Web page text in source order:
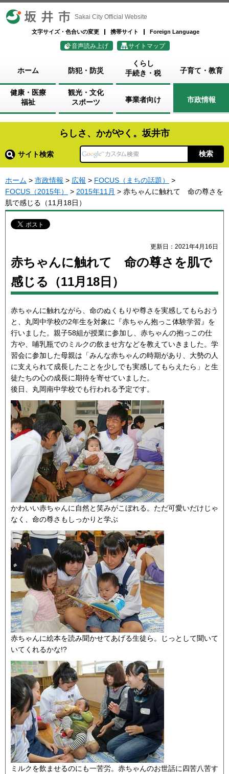
坂井市 Sakai City Official Website
文字サイズ・色合いの変更 携帯サイト Foreign Language
音声読み上げ サイトマップ
ホーム 防犯・防災
くらし
手続き・税
子育て・教育
健康・医療
福祉
観光・文化
スポーツ
事業者向け 市政情報
らしさ、かがやく。坂井市
サイト検索
ホーム > 市政情報 > 広報 > FOCUS（まちの話題）
>
FOCUS（2015年）
> 2015年11月 > 赤ちゃんに触れて 命の尊さを
肌で感じる（11月18日）
更新日：2021年4月16日
赤ちゃんに触れて 命の尊さを肌で
感じる（11月18日）
赤ちゃんに触れながら、命のぬくもりや尊さを実感してもらおう
と、丸岡中学校の2年生を対象に『赤ちゃん抱っこ体験学習』を
行いました。親子58組が授業に参加し、赤ちゃんの抱っこの仕
方や、哺乳瓶でのミルクの飲ませ方などを教えていきました。学
習会に参加した母親は「みんな赤ちゃんの時期があり、大勢の人
に支えられて成長したことを少しでも実感してもらえたら」と生
徒たちの心の成長に期待を寄せていました。
後日、丸岡南中学校でも行われる予定です。
かわいい赤ちゃんに自然と笑みがこぼれる。ただ可愛いだけじゃ
なく、命の尊さもしっかりと学ぶ
赤ちゃんに絵本を読み聞かせてあげる生徒ら。じっとして聞いて
いてくれるかな!?
ミルクを飲ませるのにも一苦労。赤ちゃんのお世話に四苦八苦す